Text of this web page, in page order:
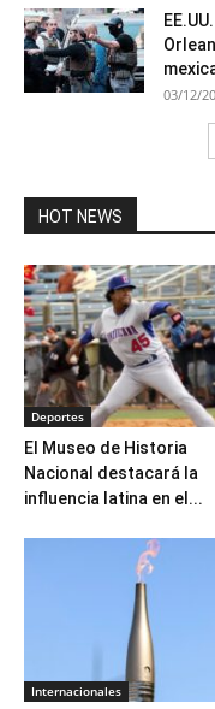
03/12/
HOT NEWS
Deportes
El Museo de Historia
Nacional destacará la
influencia latina en el...
Internacionales